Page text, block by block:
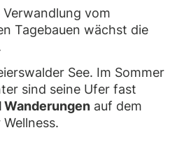
vom
Tagebauen wächst die
See. Im Sommer
sind seine Ufer fast
Wanderungen auf dem